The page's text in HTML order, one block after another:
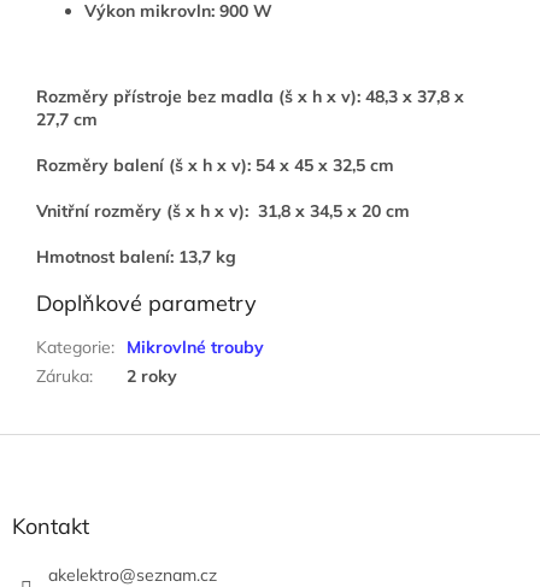
Výkon mikrovln: 900 W
Rozměry přístroje bez madla (š x h x v): 48,3 x 37,8 x
27,7 cm
Rozměry balení (š x h x v): 54 x 45 x 32,5 cm
Vnitřní rozměry (š x h x v): 31,8 x 34,5 x 20 cm
Hmotnost balení: 13,7 kg
Doplňkové parametry
Kategorie:
Mikrovlné trouby
Záruka: 2 roky
Z
Kontakt
akelektro@seznam.cz